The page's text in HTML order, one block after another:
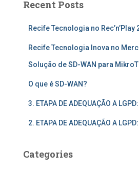
Recent Posts
Recife Tecnologia no Rec’n’Play
Recife Tecnologia Inova no
Solução de SD-WAN para
O que é SD-WAN?
3. ETAPA DE ADEQUAÇÃO A
2. ETAPA DE ADEQUAÇÃO A
Categories